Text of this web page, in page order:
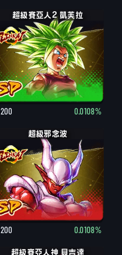
超級賽亞人2 凱芙拉
0.0108%
超級邪念波
0.0108%
超級賽亞人 貝吉達
超級賽亞人神 貝吉達